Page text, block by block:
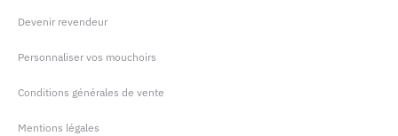
Devenir revendeur
Personnaliser vos mouchoirs
Conditions générales de vente
Mentions légales